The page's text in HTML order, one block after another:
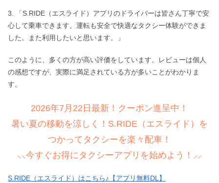
3. 「S.RIDE（エスライド）アプリのドライバーは皆さん丁寧で安
心して乗車できます。運転も安全で快適なタクシー体験ができま
した。また利用したいと思います。」
このように、多くの方が高い評価をしています。レビューは個人
の感想ですが、実際に満足されている方が多いことがわかりま
す。
2026年7月22日最新！クーポン進呈中！
暑い夏の移動を涼しく！S.RIDE（エスライド）を
つかってタクシーを楽々配車！
⸜⸜今すぐお得にタクシーアプリを始めよう！⸝⸝
S.RIDE（エスライド）はこちら♪【アプリ無料DL】